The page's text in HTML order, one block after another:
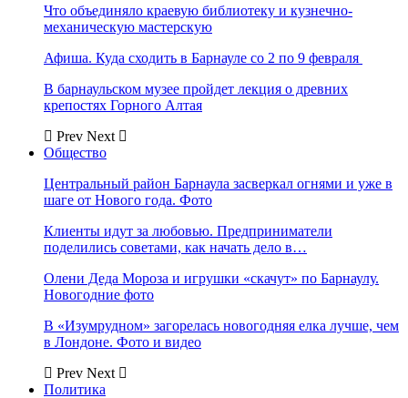
Что объединяло краевую библиотеку и кузнечно-
механическую мастерскую
Афиша. Куда сходить в Барнауле со 2 по 9 февраля
В барнаульском музее пройдет лекция о древних
крепостях Горного Алтая
Prev Next
Общество
Центральный район Барнаула засверкал огнями и уже в
шаге от Нового года. Фото
Клиенты идут за любовью. Предприниматели
поделились советами, как начать дело в…
Олени Деда Мороза и игрушки «скачут» по Барнаулу.
Новогодние фото
В «Изумрудном» загорелась новогодняя елка лучше, чем
в Лондоне. Фото и видео
Prev Next
Политика